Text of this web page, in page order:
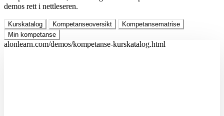
demos rett i nettleseren.
Kurskatalog Kompetanseoversikt
Kompetansematrise
Min kompetanse
alonlearn.com/demos/kompetanse-kurskatalog.html